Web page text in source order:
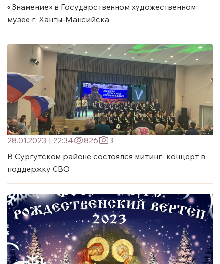
«Знамение» в Государственном художественном
музее г. Ханты-Мансийска
28.01.2023 | 22:34 826
3
В Сургутском районе состоялся митинг- концерт в
поддержку СВО